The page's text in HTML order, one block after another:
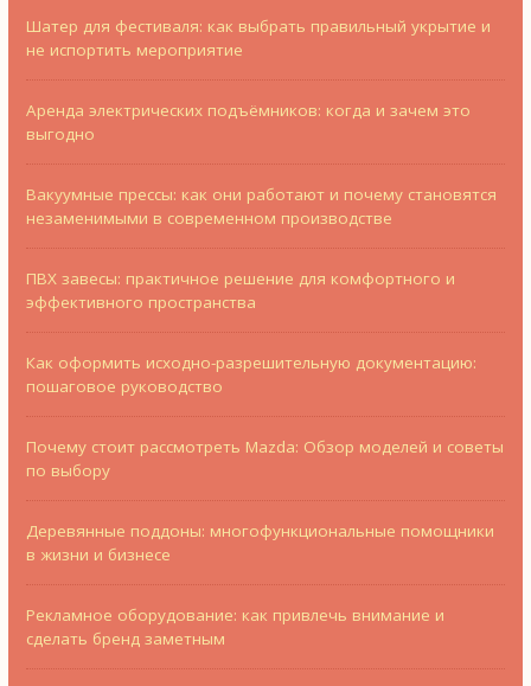
Шатер для фестиваля: как выбрать правильный укрытие и
не испортить мероприятие
Аренда электрических подъёмников: когда и зачем это
выгодно
Вакуумные прессы: как они работают и почему становятся
незаменимыми в современном производстве
ПВХ завесы: практичное решение для комфортного и
эффективного пространства
Как оформить исходно-разрешительную документацию:
пошаговое руководство
Почему стоит рассмотреть Mazda: Обзор моделей и советы
по выбору
Деревянные поддоны: многофункциональные помощники
в жизни и бизнесе
Рекламное оборудование: как привлечь внимание и
сделать бренд заметным